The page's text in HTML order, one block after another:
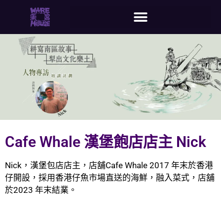
Cafe Whale 漢堡飽店店主 Nick
Nick，漢堡包店店主，店舖Cafe Whale 2017 年末於香港
仔開設，採用香港仔魚市場直送的海鮮，融入菜式，店舖
於2023 年末結業。